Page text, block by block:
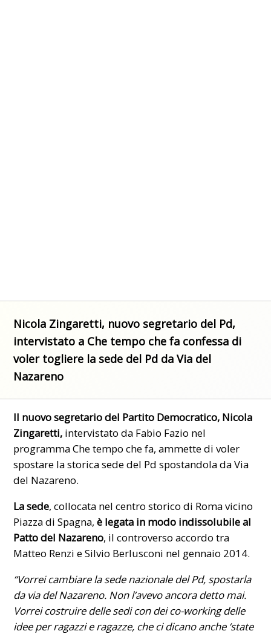
Nicola Zingaretti, nuovo segretario del Pd,
intervistato a Che tempo che fa confessa di
voler togliere la sede del Pd da Via del
Nazareno
Il nuovo segretario del Partito Democratico, Nicola
Zingaretti, intervistato da Fabio Fazio nel
programma Che tempo che fa, ammette di voler
spostare la storica sede del Pd spostandola da Via
del Nazareno.
La sede, collocata nel centro storico di Roma vicino
Piazza di Spagna,è legata in modo indissolubile al
Patto del Nazareno, il controverso accordo tra
Matteo Renzi e Silvio Berlusconi nel gennaio 2014.
“Vorrei cambiare la sede nazionale del Pd, spostarla
da via del Nazareno. Non l’avevo ancora detto mai.
Vorrei costruire delle sedi con dei co-working delle
idee per ragazzi e ragazze, che ci dicano anche ‘state